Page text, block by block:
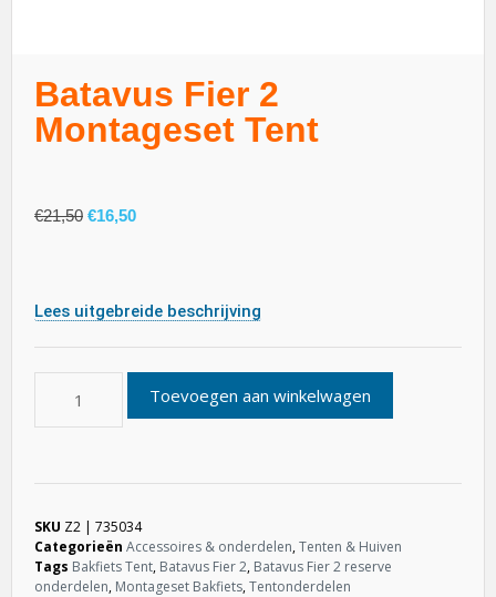
Batavus Fier 2
Montageset Tent
€21,50 €16,50
Lees uitgebreide beschrijving
Toevoegen aan winkelwagen
SKU Z2 | 735034
Categorieën Accessoires & onderdelen,Tenten & Huiven
Tags Bakfiets Tent, Batavus Fier 2, Batavus Fier 2 reserve
onderdelen, Montageset Bakfiets,Tentonderdelen